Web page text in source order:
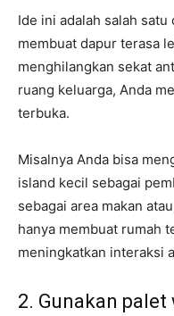
Ide ini adalah salah
membuat dapur terasa
menghilangkan sekat
ruang keluarga, Anda
terbuka.
Misalnya Anda bisa
island kecil sebagai
sebagai area makan
hanya membuat rumah
meningkatkan interaksi
2. Gunakan